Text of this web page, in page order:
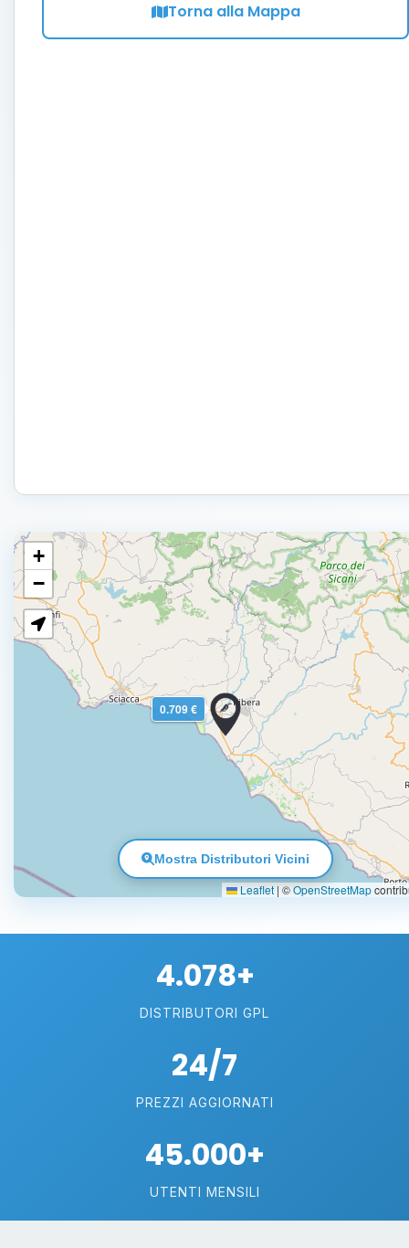
Torna alla Mappa
0.709 €
+
−
Leaflet | ©OpenStreetMap
Mostra Distributori Vicini
4.078+
DISTRIBUTORI GPL
24/7
PREZZI AGGIORNATI
45.000+
UTENTI MENSILI